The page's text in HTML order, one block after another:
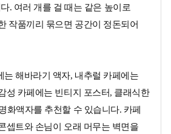
. 여러 개를 걸 때는 같은 높이로
작품끼리 묶으면 공간이 정돈되어
는 해바라기 액자, 내추럴 카페에는
성 카페에는 빈티지 포스터, 클래식한
화액자를 추천할 수 있습니다. 카페
셉트와 손님이 오래 머무는 벽면을